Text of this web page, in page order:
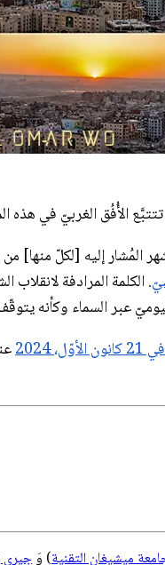
عبر السماء وكأنه
2024
عند الساعة
ميشيغان التقنية) وَجيري